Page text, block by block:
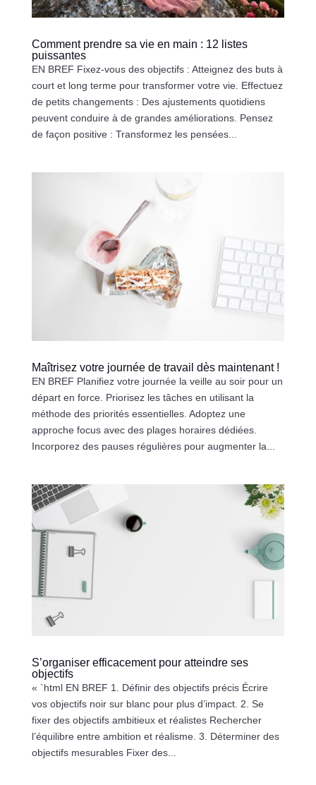
Comment prendre sa vie en main : 12 listes
puissantes
EN BREF Fixez-vous des objectifs : Atteignez des buts à
court et long terme pour transformer votre vie. Effectuez
de petits changements : Des ajustements quotidiens
peuvent conduire à de grandes améliorations. Pensez
de façon positive : Transformez les pensées...
Maîtrisez votre journée de travail dès maintenant !
EN BREF Planifiez votre journée la veille au soir pour un
départ en force. Priorisez les tâches en utilisant la
méthode des priorités essentielles. Adoptez une
approche focus avec des plages horaires dédiées.
Incorporez des pauses régulières pour augmenter la...
S’organiser efficacement pour atteindre ses
objectifs
« `html EN BREF 1. Définir des objectifs précis Écrire
vos objectifs noir sur blanc pour plus d’impact. 2. Se
fixer des objectifs ambitieux et réalistes Rechercher
l’équilibre entre ambition et réalisme. 3. Déterminer des
objectifs mesurables Fixer des...